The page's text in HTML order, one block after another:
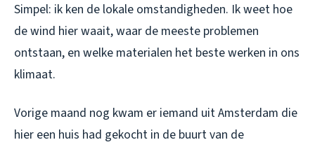
Simpel: ik ken de lokale omstandigheden. Ik weet hoe
de wind hier waait, waar de meeste problemen
ontstaan, en welke materialen het beste werken in ons
klimaat.
Vorige maand nog kwam er iemand uit Amsterdam die
hier een huis had gekocht in de buurt van de